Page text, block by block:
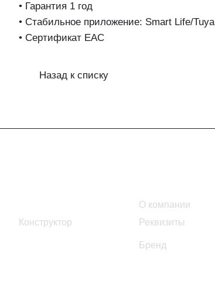
• Гарантия 1 год
• Стабильное приложение: Smart Life/Tuya
• Сертификат EAC
Назад к списку
Конструктор
О компании
Реквизиты
Бренд